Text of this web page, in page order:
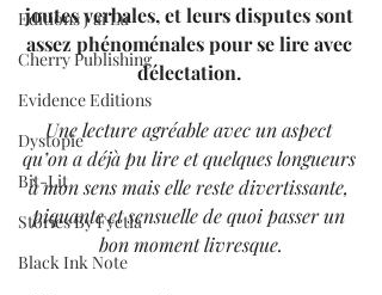
Editions J'ai Lu
Cherry Publishing
Evidence Editions
Dystopie
Bit-Lit
Stories By Fyctia
Black Ink Note
joutes verbales, et leurs disputes sont
assez phénoménales pour se lire avec
délectation.
Une lecture agréable avec un aspect
qu’on a déjà pu lire et quelques longueurs
à mon sens mais elle reste divertissante,
piquante et sensuelle de quoi passer un
bon moment livresque.